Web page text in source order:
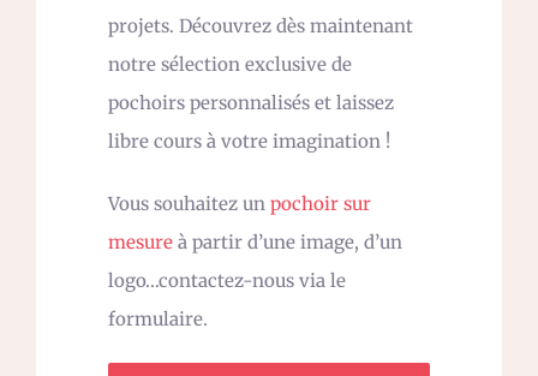
projets. Découvrez dès maintenant
notre sélection exclusive de
pochoirs personnalisés et laissez
libre cours à votre imagination !
Vous souhaitez un pochoir sur
mesure à partir d’une image, d’un
logo…contactez-nous via le
formulaire.